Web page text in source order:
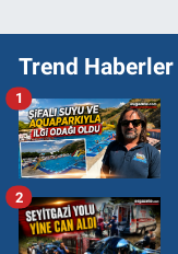
Trend Haberler
1
2